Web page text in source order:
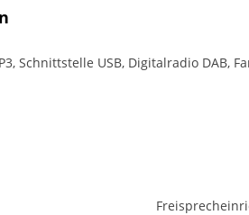
Schnittstelle USB, Digitalradio DAB,